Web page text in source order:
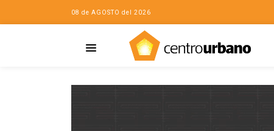
08 de AGOSTO del 2026